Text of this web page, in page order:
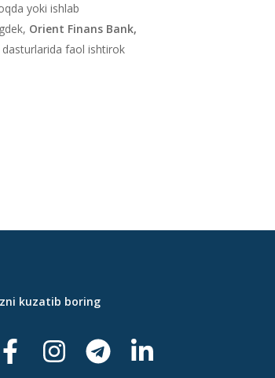
yoki ishlab
Orient Finans Bank,
faol ishtirok
kuzatib boring